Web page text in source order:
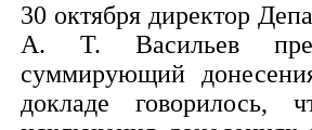
30 октября директор
А. Т. Васильев
суммирующий
докладе говорилось,